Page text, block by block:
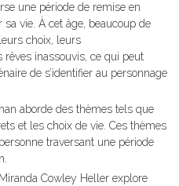
une période de remise en
vie. À cet âge, beaucoup de
choix, leurs
inassouvis, ce qui peut
de s’identifier au personnage
aborde des thèmes tels que
et les choix de vie. Ces thèmes
traversant une période
Cowley Heller explore